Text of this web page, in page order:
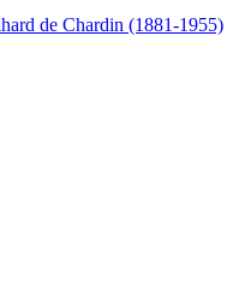
de Chardin (1881-1955)